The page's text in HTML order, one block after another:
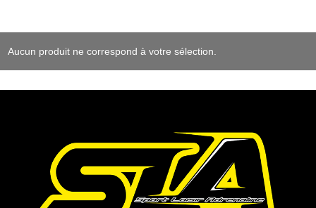
Aucun produit ne correspond à votre sélection.